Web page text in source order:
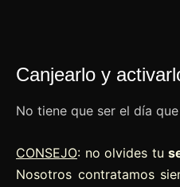
Canjearlo y
No tiene que ser el día
CONSEJO: no olvides tu
Nosotros contratamos